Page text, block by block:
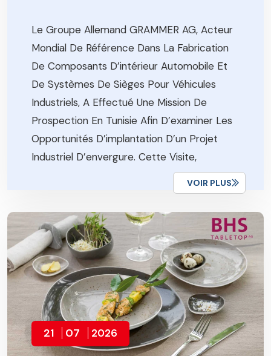
Le Groupe Allemand GRAMMER AG, Acteur
Mondial De Référence Dans La Fabrication
De Composants D’intérieur Automobile Et
De Systèmes De Sièges Pour Véhicules
Industriels, A Effectué Une Mission De
Prospection En Tunisie Afin D’examiner Les
Opportunités D’implantation D’un Projet
Industriel D’envergure. Cette Visite,
Organisée Avec L’appui Des Institutions
Tunisiennes Concernées, S’inscrit Dans Le
Cadre De […]
VOIR PLUS
21 07 2026